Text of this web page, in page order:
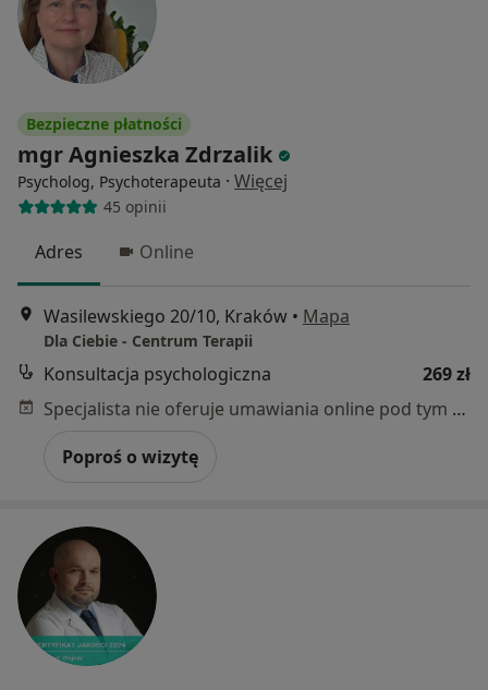
Bezpieczne płatności
mgr Agnieszka Zdrzalik
Psycholog, Psychoterapeuta · Więcej
45 opinii
Adres Online
Wasilewskiego 20/10, Kraków • Mapa
Dla Ciebie - Centrum Terapii
Konsultacja psychologiczna
269 zł
Specjalista nie oferuje umawiania online pod tym adresem.
Poproś o wizytę